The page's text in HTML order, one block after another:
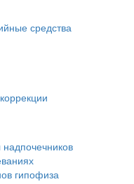
средства
гипофиза